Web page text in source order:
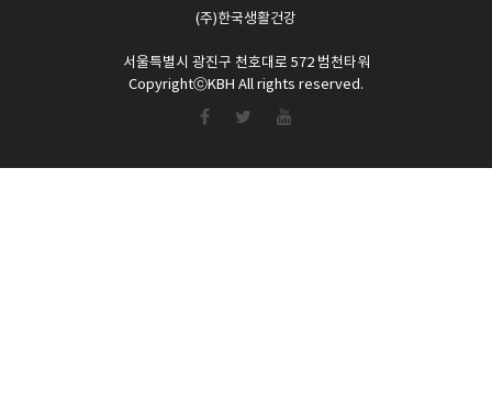
(주)한국생활건강
서울특별시 광진구 천호대로 572 범천타워
CopyrightⓒKBH All rights reserved.